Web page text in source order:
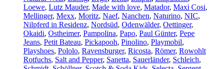
Loewe, Lutz Mauder, Made with love, Matador, Maxi Cosi,
Mellinger, Mexx, Moritz, Naef, Nanchen, Naturino, NIC,
Nilpferd in Residenz, Nordsüd, Odenwälder, Oettinger,
Okaidi, Ostheimer, Pampolina, Papo, Paul Günter, Pepe
Jeans, Petit Bateau, Pickapooh, Pinolino, Playmobil,
Playshoes, Pololo, Ravensburger, Ricosta, Römer, Rowohlt
Rotfuchs, Salt and Pepper, Sanetta, Sauerländer, Schleich,